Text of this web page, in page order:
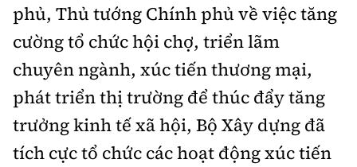
phủ, Thủ tướng Chính phủ về việc tăng
cường tổ chức hội chợ, triển lãm
chuyên ngành, xúc tiến thương mại,
phát triển thị trường để thúc đẩy tăng
trưởng kinh tế xã hội, Bộ Xây dựng đã
tích cực tổ chức các hoạt động xúc tiến